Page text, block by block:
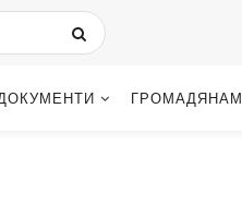
ГРОМАДЯНАМ